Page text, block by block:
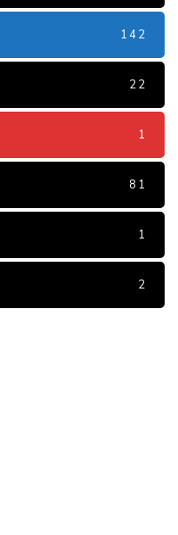
142
22
1
81
1
2